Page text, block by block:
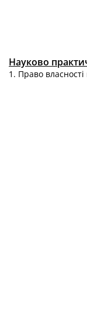
Науково
1. Право